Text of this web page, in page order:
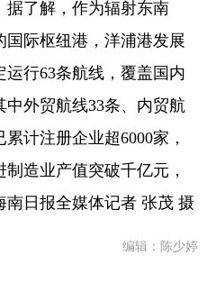
据了解，作为辐射东南
国际枢纽港，洋浦港发展
行63条航线，覆盖国内
外贸航线33条、内贸航
计注册企业超6000家，
造业产值突破千亿元，
南日报全媒体记者 张茂 摄
编辑：陈少婷